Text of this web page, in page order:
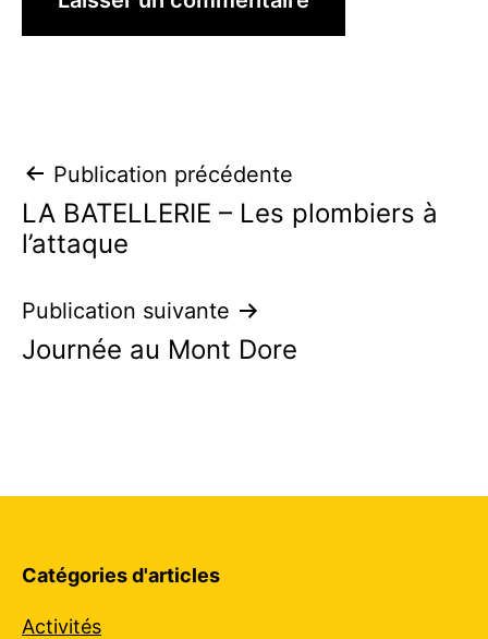
Navigation
de
l’article
Publication précédente
LA BATELLERIE – Les plombiers à
l’attaque
Publication suivante
Journée au Mont Dore
Catégories d'articles
Activités